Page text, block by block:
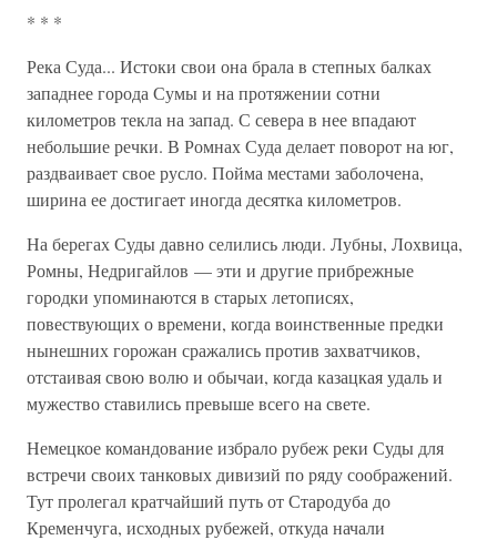
* * *
Река Суда... Истоки свои она брала в степных балках
западнее города Сумы и на протяжении сотни
километров текла на запад. С севера в нее впадают
небольшие речки. В Ромнах Суда делает поворот на юг,
раздваивает свое русло. Пойма местами заболочена,
ширина ее достигает иногда десятка километров.
На берегах Суды давно селились люди. Лубны, Лохвица,
Ромны, Недригайлов — эти и другие прибрежные
городки упоминаются в старых летописях,
повествующих о времени, когда воинственные предки
нынешних горожан сражались против захватчиков,
отстаивая свою волю и обычаи, когда казацкая удаль и
мужество ставились превыше всего на свете.
Немецкое командование избрало рубеж реки Суды для
встречи своих танковых дивизий по ряду соображений.
Тут пролегал кратчайший путь от Стародуба до
Кременчуга, исходных рубежей, откуда начали